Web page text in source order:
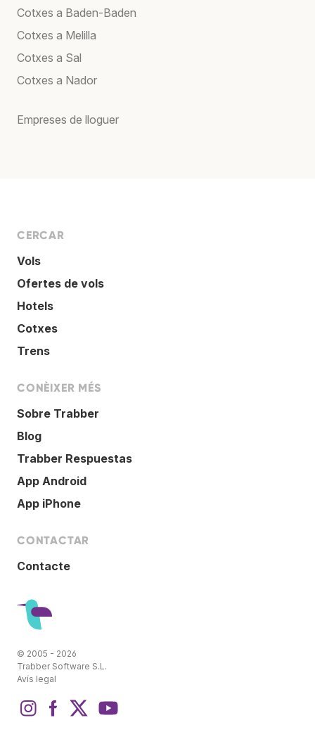
Cotxes a Baden-Baden
Cotxes a Melilla
Cotxes a Sal
Cotxes a Nador
Empreses de lloguer
CERCAR
Vols
Ofertes de vols
Hotels
Cotxes
Trens
CONÈIXER MÉS
Sobre Trabber
Blog
Trabber Respuestas
App Android
App iPhone
CONTACTAR
Contacte
© 2005 - 2026
Trabber Software S.L.
Avís legal